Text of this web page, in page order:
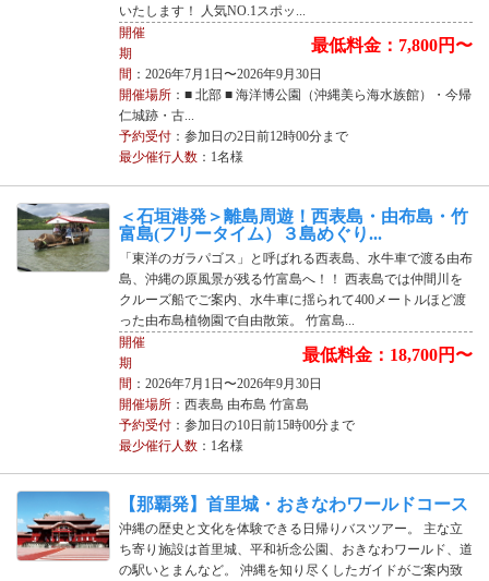
いたします！ 人気NO.1スポッ...
最低料金：7,800円〜
開催
期
間 ：2026年7月1日〜2026年9月30日
開催場所：■ 北部 ■ 海洋博公園（沖縄美ら海水族館）・今帰
仁城跡・古...
予約受付：参加日の2日前12時00分まで
最少催行人数：1名様
＜石垣港発＞離島周遊！西表島・由布島・竹
富島(フリータイム）３島めぐり...
「東洋のガラパゴス」と呼ばれる西表島、水牛車で渡る由布
島、沖縄の原風景が残る竹富島へ！！ 西表島では仲間川を
クルーズ船でご案内、水牛車に揺られて400メートルほど渡
った由布島植物園で自由散策。 竹富島...
最低料金：18,700円〜
開催
期
間 ：2026年7月1日〜2026年9月30日
開催場所：西表島 由布島 竹富島
予約受付：参加日の10日前15時00分まで
最少催行人数：1名様
【那覇発】首里城・おきなわワールドコース
沖縄の歴史と文化を体験できる日帰りバスツアー。 主な立
ち寄り施設は首里城、平和祈念公園、おきなわワールド、道
の駅いとまんなど。 沖縄を知り尽くしたガイドがご案内致